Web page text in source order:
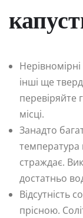
інші ще
перевіряйте
місці.
Занадто
температура
страждає.
достатньо
Відсутність
прісною.